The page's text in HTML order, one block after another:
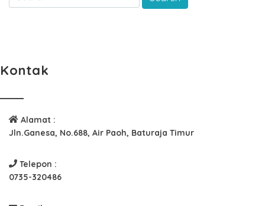
Kontak
Alamat :
Jln.Ganesa, No.688, Air Paoh, Baturaja Timur
Telepon :
0735-320486